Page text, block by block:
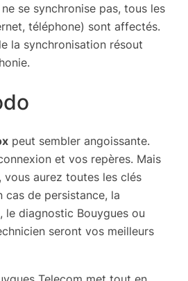
se synchronise pas, tous les
téléphone) sont affectés.
la synchronisation résout
peut sembler angoissante.
et vos repères. Mais
vous aurez toutes les clés
cas de persistance, la
le diagnostic Bouygues ou
seront vos meilleurs